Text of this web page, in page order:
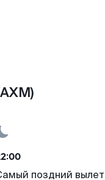
поздний вылет